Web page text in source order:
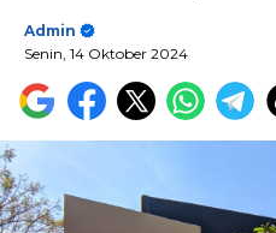
Admin
Senin, 14 Oktober 2024